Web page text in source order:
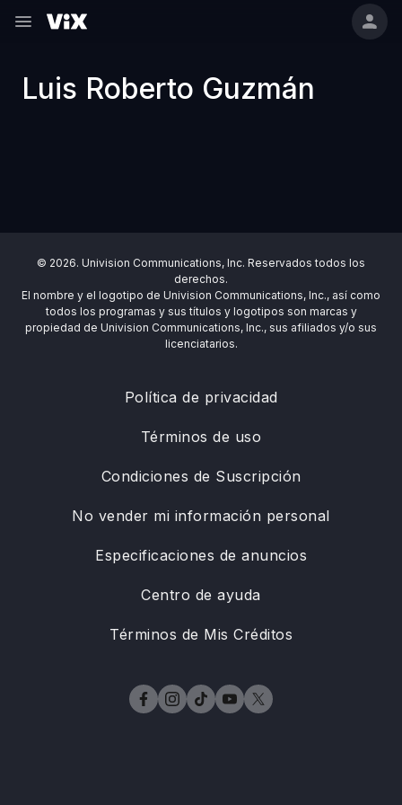
Luis Roberto Guzmán
© 2026. Univision Communications, Inc. Reservados todos los
derechos.
El nombre y el logotipo de Univision Communications, Inc., así como
todos los programas y sus títulos y logotipos son marcas y
propiedad de Univision Communications, Inc., sus afiliados y/o sus
licenciatarios.
Política de privacidad
Términos de uso
Condiciones de Suscripción
No vender mi información personal
Especificaciones de anuncios
Centro de ayuda
Términos de Mis Créditos